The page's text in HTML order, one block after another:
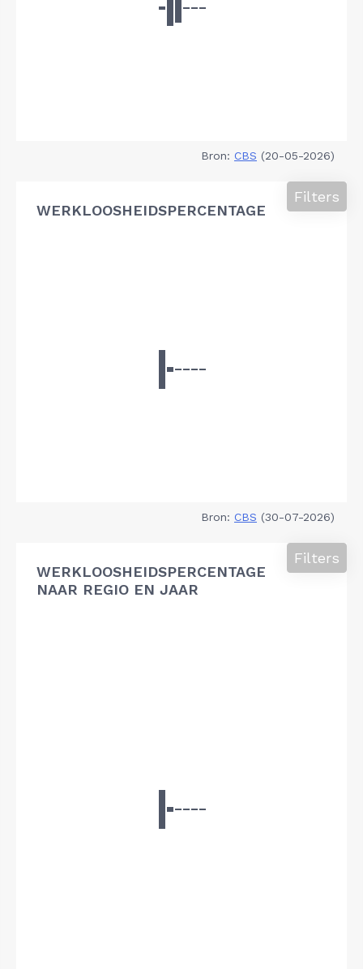
Bron: CBS (20-05-2026)
WERKLOOSHEIDSPERCENTAGE
Filters
Bron: CBS (30-07-2026)
WERKLOOSHEIDSPERCENTAGE
NAAR REGIO EN JAAR
Filters